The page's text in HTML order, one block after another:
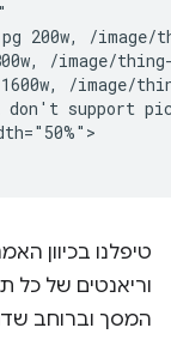
200w, /image/
/image/
/image/
don't support
טיפלנו בכיוון
וריאנטים של כל
המסך וברוחב